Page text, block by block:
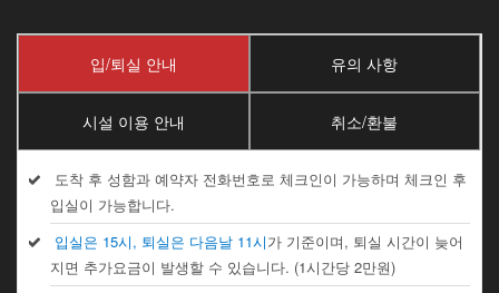
입/퇴실 안내 유의 사항
시설 이용 안내 취소/환불
도착 후 성함과 예약자 전화번호로 체크인이 가능하며 체크인 후
입실이 가능합니다.
입실은 15시, 퇴실은 다음날 11시가 기준이며, 퇴실 시간이 늦어
지면 추가요금이 발생할 수 있습니다. (1시간당 2만원)